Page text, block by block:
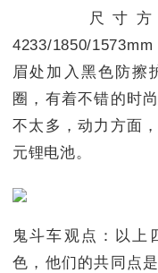
尺寸方面
4233/1850/
眉处加入黑色防擦
圈，有着不错的时
不太多，动力方面
元锂电池。
鬼斗车观点：以上
色，他们的共同点